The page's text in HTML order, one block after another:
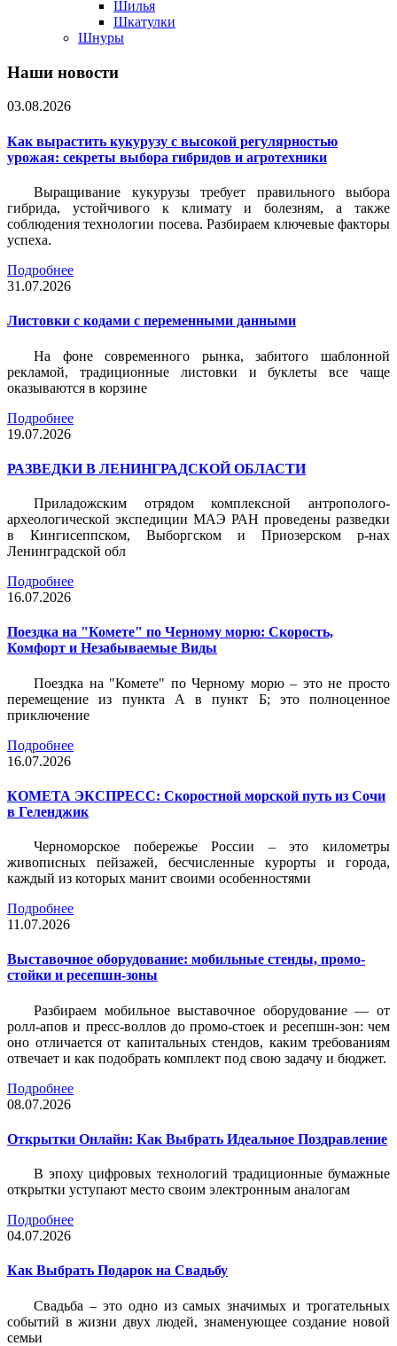
Шилья
Шкатулки
Шнуры
Наши новости
03.08.2026
Как вырастить кукурузу с высокой регулярностью
урожая: секреты выбора гибридов и агротехники
Выращивание кукурузы требует правильного выбора
гибрида, устойчивого к климату и болезням, а также
соблюдения технологии посева. Разбираем ключевые факторы
успеха.
Подробнее
31.07.2026
Листовки c кодами с переменными данными
На фоне современного рынка, забитого шаблонной
рекламой, традиционные листовки и буклеты все чаще
оказываются в корзине
Подробнее
19.07.2026
РАЗВЕДКИ В ЛЕНИНГРАДСКОЙ ОБЛАСТИ
Приладожским отрядом комплексной антрополого-
археологической экспедиции МАЭ РАН проведены разведки
в Кингисеппском, Выборгском и Приозерском р-нах
Ленинградской обл
Подробнее
16.07.2026
Поездка на "Комете" по Черному морю: Скорость,
Комфорт и Незабываемые Виды
Поездка на "Комете" по Черному морю – это не просто
перемещение из пункта А в пункт Б; это полноценное
приключение
Подробнее
16.07.2026
КОМЕТА ЭКСПРЕСС: Скоростной морской путь из Сочи
в Геленджик
Черноморское побережье России – это километры
живописных пейзажей, бесчисленные курорты и города,
каждый из которых манит своими особенностями
Подробнее
11.07.2026
Выставочное оборудование: мобильные стенды, промо-
стойки и ресепшн-зоны
Разбираем мобильное выставочное оборудование — от
ролл-апов и пресс-воллов до промо-стоек и ресепшн-зон: чем
оно отличается от капитальных стендов, каким требованиям
отвечает и как подобрать комплект под свою задачу и бюджет.
Подробнее
08.07.2026
Открытки Онлайн: Как Выбрать Идеальное Поздравление
В эпоху цифровых технологий традиционные бумажные
открытки уступают место своим электронным аналогам
Подробнее
04.07.2026
Как Выбрать Подарок на Свадьбу
Свадьба – это одно из самых значимых и трогательных
событий в жизни двух людей, знаменующее создание новой
семьи